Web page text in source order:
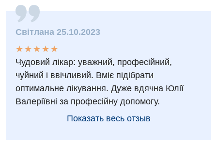
Світлана 25.10.2023
★
★
★
★
★
★ ★ ★ ★ ★
Чудовий лікар: уважний, професійний,
чуйний і ввічливий. Вміє підібрати
оптимальне лікування. Дуже вдячна Юлії
Валеріївні за професійну допомогу.
Показать весь отзыв